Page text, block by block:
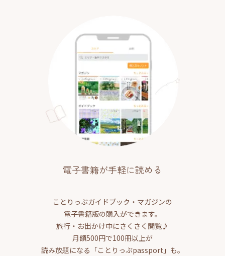
電子書籍が手軽に読める
ことりっぷガイドブック・マガジンの
電子書籍版の購入ができます。
旅行・お出かけ中にさくさく閲覧♪
月額500円で100冊以上が
読み放題になる「ことりっぷpassport」も。